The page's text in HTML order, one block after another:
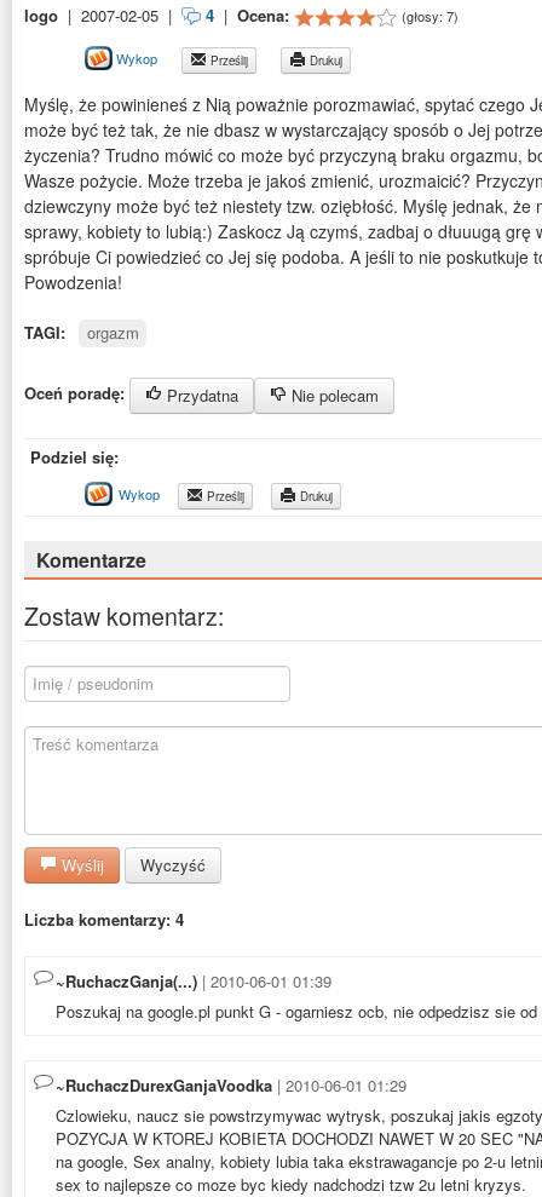
logo | 2007-02-05 | 4 | Ocena: (głosy: 7)
Wykop Prześlij Drukuj
Myślę, że powinieneś z Nią poważnie porozmawiać, spytać czego
może być też tak, że nie dbasz w wystarczający sposób o Jej
życzenia? Trudno mówić co może być przyczyną braku orgazmu,
Wasze pożycie. Może trzeba je jakoś zmienić, urozmaicić?
dziewczyny może być też niestety tzw. oziębłość. Myślę jednak,
sprawy, kobiety to lubią:) Zaskocz Ją czymś, zadbaj o dłuuugą grę
spróbuje Ci powiedzieć co Jej się podoba. A jeśli to nie poskutkuje
Powodzenia!
TAGI: orgazm
Oceń poradę: Przydatna Nie polecam
Podziel się:
Wykop Prześlij Drukuj
Komentarze
Zostaw komentarz:
Wyślij Wyczyść
Liczba komentarzy: 4
~RuchaczGanja(...) | 2010-06-01 01:39
Poszukaj na google.pl punkt G - ogarniesz ocb, nie odpedzisz sie
~RuchaczDurexGanjaVoodka | 2010-06-01 01:29
Czlowieku, naucz sie powstrzymywac wytrysk, poszukaj jakis
POZYCJA W KTOREJ KOBIETA DOCHODZI NAWET W 20 SEC
na google, Sex analny, kobiety lubia taka ekstrawagancje po 2-u
sex to najlepsze co moze byc kiedy nadchodzi tzw 2u letni kryzys.